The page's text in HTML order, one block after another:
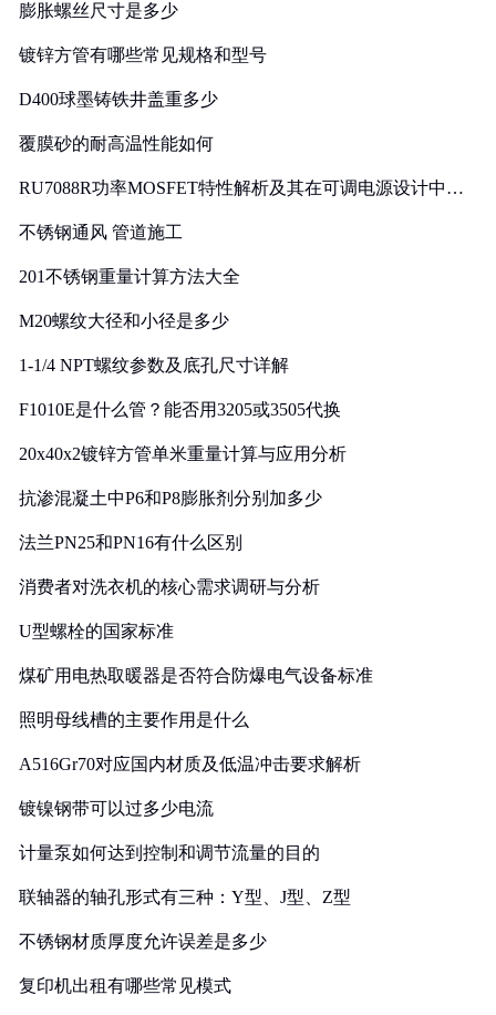
膨胀螺丝尺寸是多少
镀锌方管有哪些常见规格和型号
D400球墨铸铁井盖重多少
覆膜砂的耐高温性能如何
RU7088R功率MOSFET特性解析及其在可调电源设计中的
不锈钢通风 管道施工
201不锈钢重量计算方法大全
M20螺纹大径和小径是多少
1-1/4 NPT螺纹参数及底孔尺寸详解
F1010E是什么管？能否用3205或3505代换
20x40x2镀锌方管单米重量计算与应用分析
抗渗混凝土中P6和P8膨胀剂分别加多少
法兰PN25和PN16有什么区别
消费者对洗衣机的核心需求调研与分析
U型螺栓的国家标准
煤矿用电热取暖器是否符合防爆电气设备标准
照明母线槽的主要作用是什么
A516Gr70对应国内材质及低温冲击要求解析
镀镍钢带可以过多少电流
计量泵如何达到控制和调节流量的目的
联轴器的轴孔形式有三种：Y型、J型、Z型
不锈钢材质厚度允许误差是多少
复印机出租有哪些常见模式